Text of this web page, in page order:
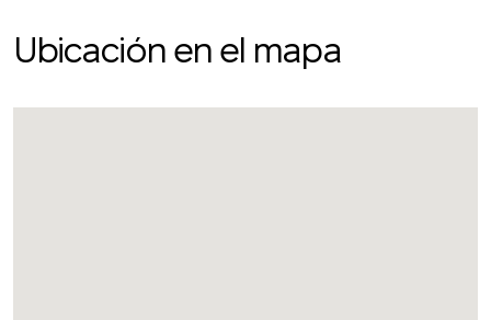
Ubicación en el mapa